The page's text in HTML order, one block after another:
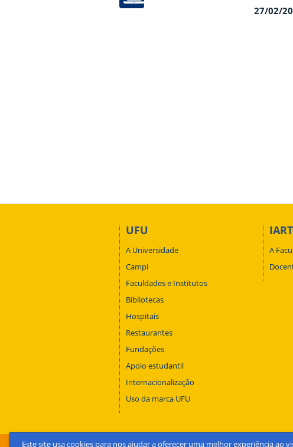
Este site usa cookies para nos ajudar a oferecer uma melhor experiência ao
27/02/
UFU
A Universidade
Campi
Faculdades e Institutos
Bibliotecas
Hospitais
Restaurantes
Fundações
Apoio estudantil
Internacionalização
Uso da marca UFU
A